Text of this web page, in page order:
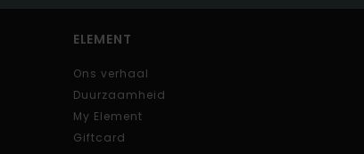
ELEMENT
Ons verhaal
Duurzaamheid
My Element
Giftcard